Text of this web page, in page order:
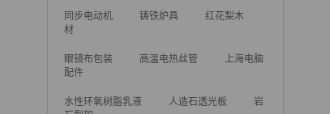
同步电动机 铸铁炉具
红花梨木
材
眼镜布包装 高温电热丝管
上海电脑
配件
水性环氧树脂乳液 人造石透光板
岩